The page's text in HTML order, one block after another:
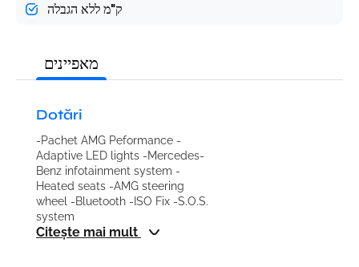
ק"מ ללא הגבלה
מאפיינים
Dotări
-Pachet AMG Peformance -
Adaptive LED lights -Mercedes-
Benz infotainment system -
Heated seats -AMG steering
wheel -Bluetooth -ISO Fix -S.O.S.
system
Citește mai mult